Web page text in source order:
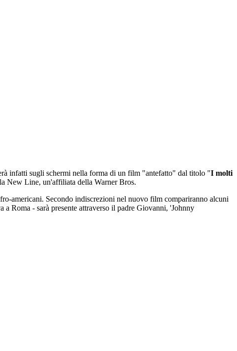
infatti sugli schermi nella forma di un film "antefatto" dal titolo "I molti
New Line, un'affiliata della Warner Bros.
americani. Secondo indiscrezioni nel nuovo film compariranno alcuni
Roma - sarà presente attraverso il padre Giovanni, 'Johnny